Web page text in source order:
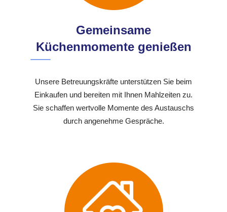
Gemeinsame
Küchenmomente genießen
Unsere Betreuungskräfte unterstützen Sie beim
Einkaufen und bereiten mit Ihnen Mahlzeiten zu.
Sie schaffen wertvolle Momente des Austauschs
durch angenehme Gespräche.